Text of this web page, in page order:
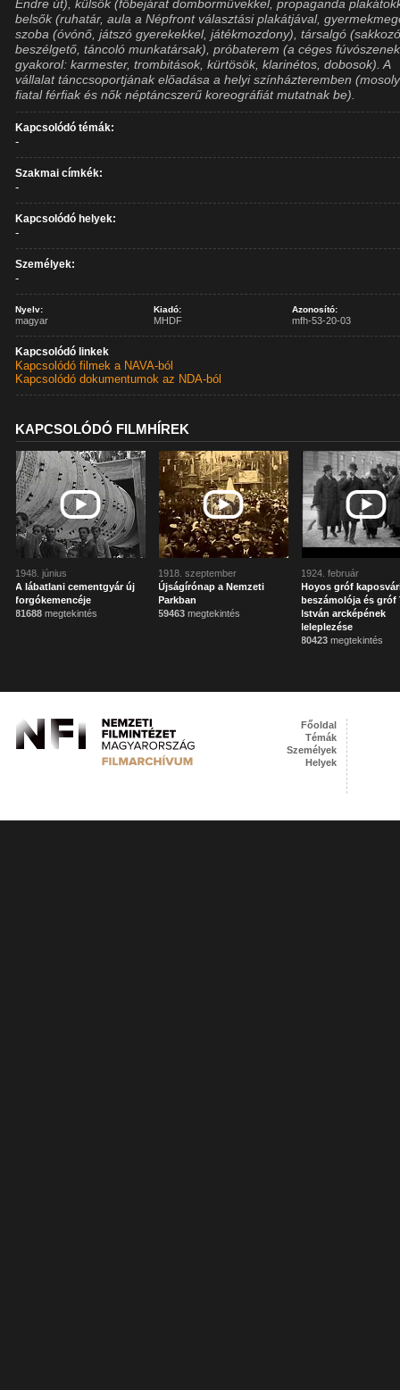
Endre út), külsők (főbejárat domborművekkel, propaganda
belsők (ruhatár, aula a Népfront választási plakátjával,
szoba (óvónő, játszó gyerekekkel, játékmozdony), társalgó
beszélgető, táncoló munkatársak), próbaterem (a céges
gyakorol: karmester, trombitások, kürtösök, klarinétos, dobosok). A
vállalat tánccsoportjának előadása a helyi színházteremben
fiatal férfiak és nők néptáncszerű koreográfiát mutatnak be).
Kapcsolódó témák:
-
Szakmai címkék:
-
Kapcsolódó helyek:
-
Személyek:
-
Nyelv:
magyar
Kiadó:
MHDF
Azonosító:
mfh-53-20-03
Kapcsolódó linkek
Kapcsolódó filmek a NAVA-ból
Kapcsolódó dokumentumok az NDA-ból
KAPCSOLÓDÓ FILMHÍREK
1948. június
A lábatlani cementgyár új
forgókemencéje
81688 megtekintés
1918. szeptember
Újságírónap a Nemzeti
Parkban
59463 megtekintés
1924. február
Hoyos gróf
beszámolója és gróf
István arcképének
leleplezése
80423 megtekintés
Főoldal
Témák
Személyek
Helyek